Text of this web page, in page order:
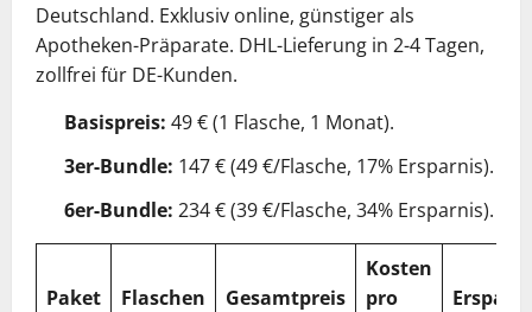
Deutschland. Exklusiv online, günstiger als
Apotheken-Präparate. DHL-Lieferung in 2-4 Tagen,
zollfrei für DE-Kunden.
Basispreis: 49 € (1 Flasche, 1 Monat).
3er-Bundle: 147 € (49 €/Flasche, 17% Ersparnis).
6er-Bundle: 234 € (39 €/Flasche, 34% Ersparnis).
Paket Flaschen Gesamtpreis
Kosten
pro